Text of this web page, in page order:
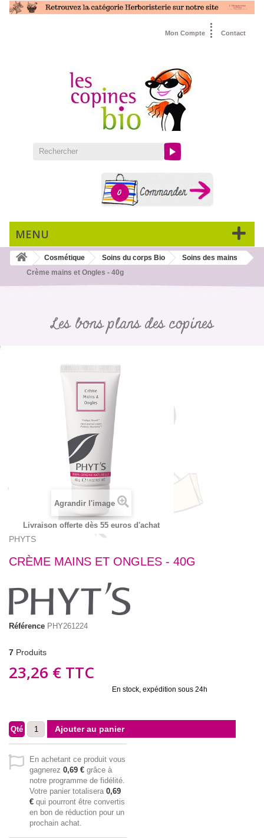
Contact
Mon Compte
0
MENU
Cosmétique Soins du corps Bio
Soins des mains
Crème mains et Ongles - 40g
Les bons plans des copines
Agrandir l'image
Livraison offerte dès 55 euros d'achat
PHYTS
CRÈME MAINS ET ONGLES - 40G
Référence PHY261224
7 Produits
23,26 € TTC
En stock, expédition sous 24h
Qté Ajouter au panier
En achetant ce produit vous
gagnerez 0,69 € grâce à
notre programme de fidélité.
Votre panier totalisera 0,69
€ qui pourront être convertis
en bon de réduction pour un
prochain achat.